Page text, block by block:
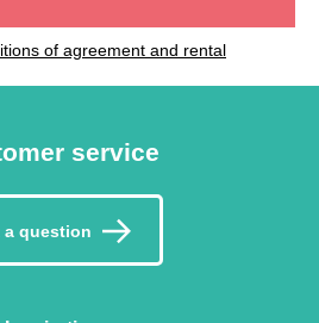
of agreement and rental
service
a question